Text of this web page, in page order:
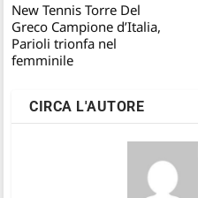
New Tennis Torre Del
Greco Campione d’Italia,
Parioli trionfa nel
femminile
CIRCA L'AUTORE